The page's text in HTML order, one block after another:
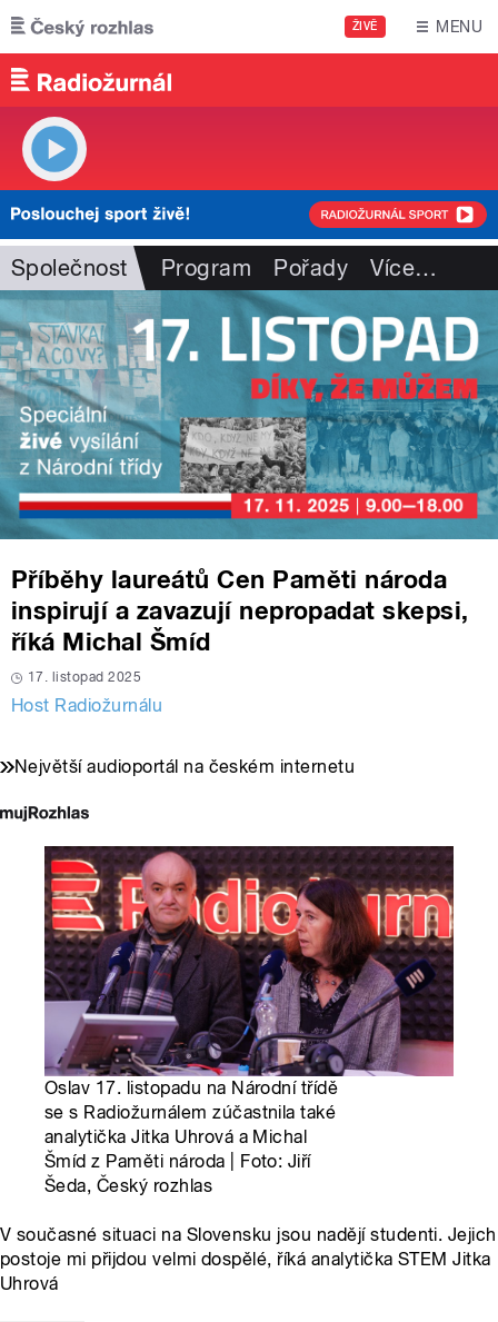
Přejít k hlavnímu obsahu
ŽIVĚ MENU
Společnost Program Pořady Více…
Příběhy laureátů Cen Paměti národa
inspirují a zavazují nepropadat skepsi,
říká Michal Šmíd
17. listopad 2025
Host Radiožurnálu
Největší audioportál na českém internetu
Oslav 17. listopadu na Národní třídě
se s Radiožurnálem zúčastnila také
analytička Jitka Uhrová a Michal
Šmíd z Paměti národa | Foto: Jiří
Šeda, Český rozhlas
V současné situaci na Slovensku jsou nadějí studenti. Jejich
postoje mi přijdou velmi dospělé, říká analytička STEM Jitka
Uhrová